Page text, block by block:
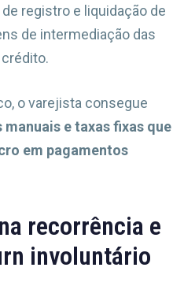
registro e liquidação de
de intermediação das
o varejista consegue
e taxas fixas que
em pagamentos
recorrência e
involuntário